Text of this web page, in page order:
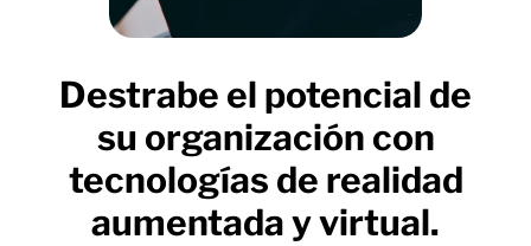
Destrabe el potencial de
su organización con
tecnologías de realidad
aumentada y virtual.